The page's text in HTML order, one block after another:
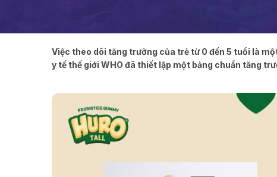
Việc theo dõi tăng trưởng của trẻ từ 0 đến 5 tuổi là
y tế thế giới WHO đã thiết lập một bảng chuẩn tăng